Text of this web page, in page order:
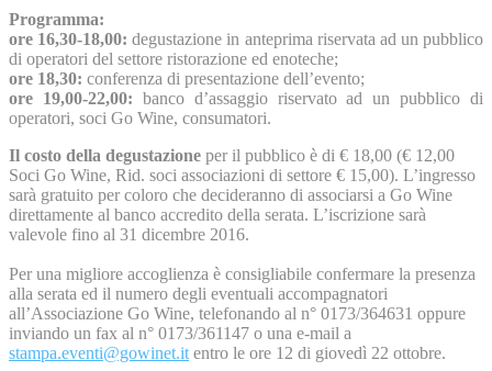
Programma:
ore 16,30-18,00: degustazione in anteprima riservata ad un pubblico
di operatori del settore ristorazione ed enoteche;
ore 18,30: conferenza di presentazione dell’evento;
ore 19,00-22,00: banco d’assaggio riservato ad un pubblico di
operatori, soci Go Wine, consumatori.
Il costo della degustazione per il pubblico è di € 18,00 (€ 12,00
Soci Go Wine, Rid. soci associazioni di settore € 15,00). L’ingresso
sarà gratuito per coloro che decideranno di associarsi a Go Wine
direttamente al banco accredito della serata. L’iscrizione sarà
valevole fino al 31 dicembre 2016.
Per una migliore accoglienza è consigliabile confermare la presenza
alla serata ed il numero degli eventuali accompagnatori
all’Associazione Go Wine, telefonando al n° 0173/364631 oppure
inviando un fax al n° 0173/361147 o una e-mail a
stampa.eventi@gowinet.it entro le ore 12 di giovedì 22 ottobre.